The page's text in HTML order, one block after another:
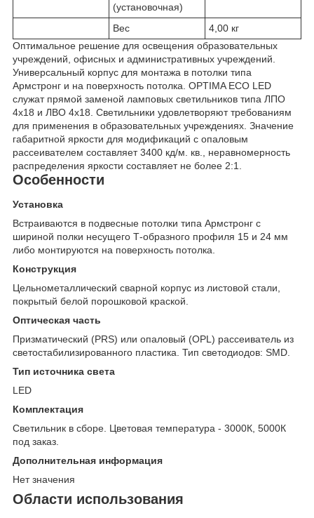
(установочная)
Вес
4,00 кг
Оптимальное решение для освещения образовательных
учреждений, офисных и административных учреждений.
Универсальный корпус для монтажа в потолки типа
Армстронг и на поверхность потолка. OPTIMA ECO LED
служат прямой заменой ламповых светильников типа ЛПО
4x18 и ЛВО 4x18. Светильники удовлетворяют требованиям
для применения в образовательных учреждениях. Значение
габаритной яркости для модификаций с опаловым
рассеивателем составляет 3400 кд/м. кв., неравномерность
распределения яркости составляет не более 2:1.
Особенности
Установка
Встраиваются в подвесные потолки типа Армстронг с
шириной полки несущего Т-образного профиля 15 и 24 мм
либо монтируются на поверхность потолка.
Конструкция
Цельнометаллический сварной корпус из листовой стали,
покрытый белой порошковой краской.
Оптическая часть
Призматический (PRS) или опаловый (OPL) рассеиватель из
светостабилизированного пластика. Тип светодиодов: SMD.
Тип источника света
LED
Комплектация
Светильник в сборе. Цветовая температура - 3000К, 5000К
под заказ.
Дополнительная информация
Нет значения
Области использования